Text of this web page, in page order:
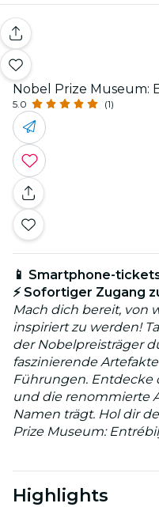
Nobel Prize Museum:
5.0 (1)
📱 Smartphone-
⚡ Sofortiger Zugang
Mach dich bereit, von
inspiriert zu werden!
der Nobelpreisträger
faszinierende
Führungen. Entdecke
und die renommierte
Namen trägt. Hol dir
Prize Museum:
Highlights